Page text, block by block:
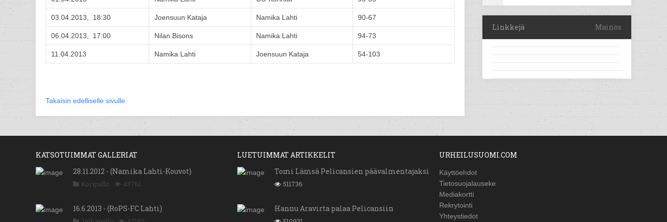
03.04.2013, 18:30 Joensuun Kataja Namika Lahti 90-67
06.04.2013, 17:00 Nilan Bisons Namika Lahti 94-73
11.04.2013 Namika Lahti Joensuun Kataja 54-103
Takaisin edelliselle sivulle
Linkkejä Mainos
KATSOTUIMMAT GALLERIAT
28.11.2012 - (Namika Lahti-Kouvot)
Koripallo 43761
16.6.2013 - (RoPS-FC Lahti)
LUETUIMMAT ARTIKKELIT
Tomi Lämsä Pelicansien päävalmentajaksi
511736
Hannu Aravirta palaa Pelicansiin
URHEILUSUOMI.COM
Käyttöehdot
Tietosuojalauseke
Mediakortti
Rekrytointi
Yhteystiedot